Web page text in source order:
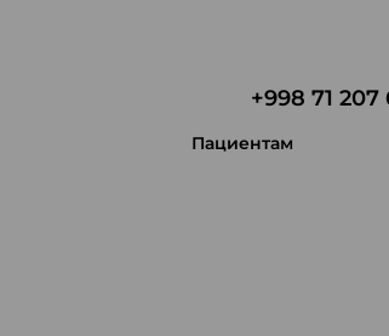
+998 71 207
Пациентам